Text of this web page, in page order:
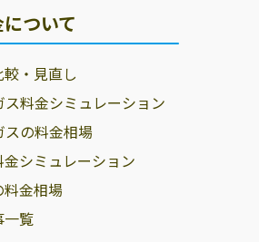
沢町2-2-1
垣市上屋町2-
1
0584-89-1549
大垣市神田町2-
503-0922 大垣市
場町20
ついて
・見直し
ス料金シミュレーション
スの料金相場
シミュレーション
金相場
一覧